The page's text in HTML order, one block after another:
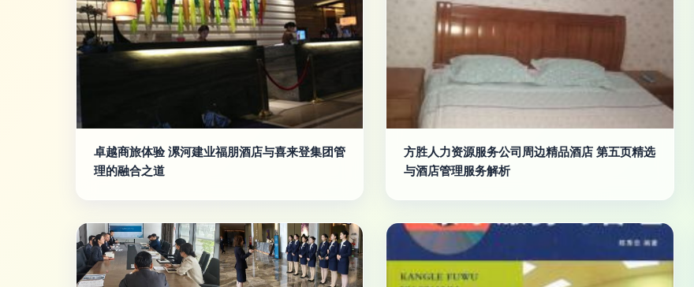
卓越商旅体验 漯河建业福朋酒店与喜来登集团管
理的融合之道
方胜人力资源服务公司周边精品酒店 第五页精选
与酒店管理服务解析